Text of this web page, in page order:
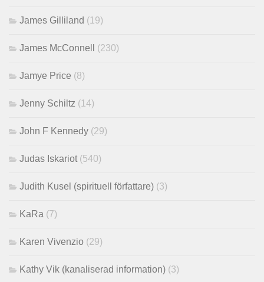
James Gilliland (19)
James McConnell (230)
Jamye Price (8)
Jenny Schiltz (14)
John F Kennedy (29)
Judas Iskariot (540)
Judith Kusel (spirituell författare) (3)
KaRa (7)
Karen Vivenzio (29)
Kathy Vik (kanaliserad information) (3)